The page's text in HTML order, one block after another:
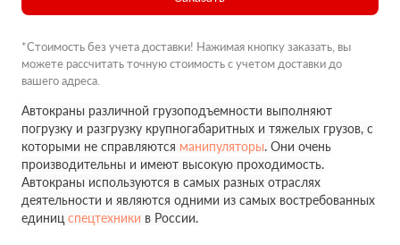
*Стоимость без учета доставки! Нажимая кнопку заказать, вы
можете рассчитать точную стоимость с учетом доставки до
вашего адреса.
Автокраны различной грузоподъемности выполняют
погрузку и разгрузку крупногабаритных и тяжелых грузов, с
которыми не справляются манипуляторы. Они очень
производительны и имеют высокую проходимость.
Автокраны используются в самых разных отраслях
деятельности и являются одними из самых востребованных
единиц спецтехники в России.